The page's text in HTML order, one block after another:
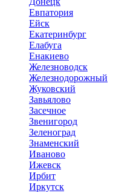
Евпатория
Ейск
Екатеринбург
Елабуга
Енакиево
Железноводск
Железнодорожный
Жуковский
Завьялово
Засечное
Звенигород
Зеленоград
Знаменский
Иваново
Ижевск
Ирбит
Иркутск